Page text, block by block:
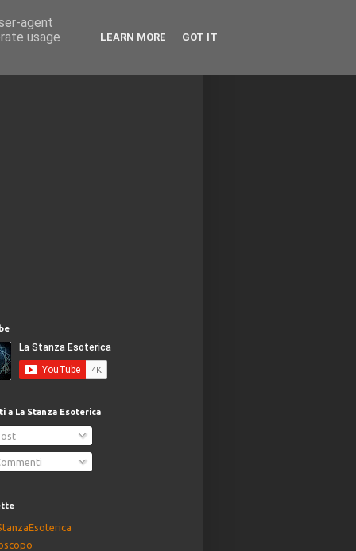
a La Stanza Esoterica
agent
usage
LEARN MORE GOT IT